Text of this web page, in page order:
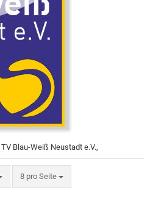
Blau-Weiß Neustadt e.V.,
8 pro Seite
pro Seite